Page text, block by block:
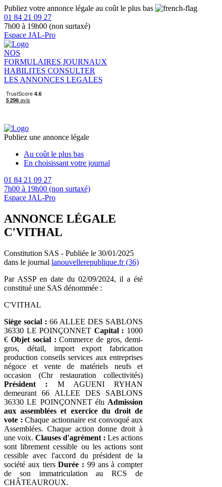
Publiez votre annonce légale au coût le plus bas
01 84 21 09 27
7h00 à 19h00 (non surtaxé)
Espace JAL-Pro
NOS
FORMULAIRES JOURNAUX
HABILITES CONSULTER
LES ANNONCES LEGALES
Publiez une annonce légale
Au coût le plus bas
En choisissant votre journal
01 84 21 09 27
7h00 à 19h00 (non surtaxé)
Espace JAL-Pro
ANNONCE LÉGALE
C'VITHAL
Constitution SAS - Publiée le 30/01/2025
dans le journal lanouvellerepublique.fr (36)
Par ASSP en date du 02/09/2024, il a été
constitué une SAS dénommée :
C'VITHAL
Siège social : 66 ALLEE DES SABLONS
36330 LE POINÇONNET Capital : 1000
€ Objet social : Commerce de gros, demi-
gros, détail, import export fabrication
production conseils services aux entreprises
négoce et vente de matériels neufs et
occasion (Chr restauration collectivités)
Président : M AGUENI RYHAN
demeurant 66 ALLEE DES SABLONS
36330 LE POINÇONNET élu Admission
aux assemblées et exercice du droit de
vote : Chaque actionnaire est convoqué aux
Assemblées. Chaque action donne droit à
une voix. Clauses d'agrément : Les actions
sont librement cessible ou les actions sont
cessible avec l'accord du président de la
société aux tiersDurée : 99 ans à compter
de son immatriculation au RCS de
CHÂTEAUROUX.